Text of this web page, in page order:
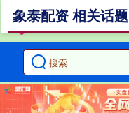
象泰配资 相关话题